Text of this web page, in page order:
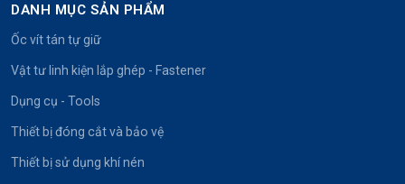
DANH MỤC SẢN PHẨM
Ốc vít tán tự giữ
Vật tư linh kiện lắp ghép - Fastener
Dụng cụ - Tools
Thiết bị đóng cắt và bảo vệ
Thiết bị sử dụng khí nén